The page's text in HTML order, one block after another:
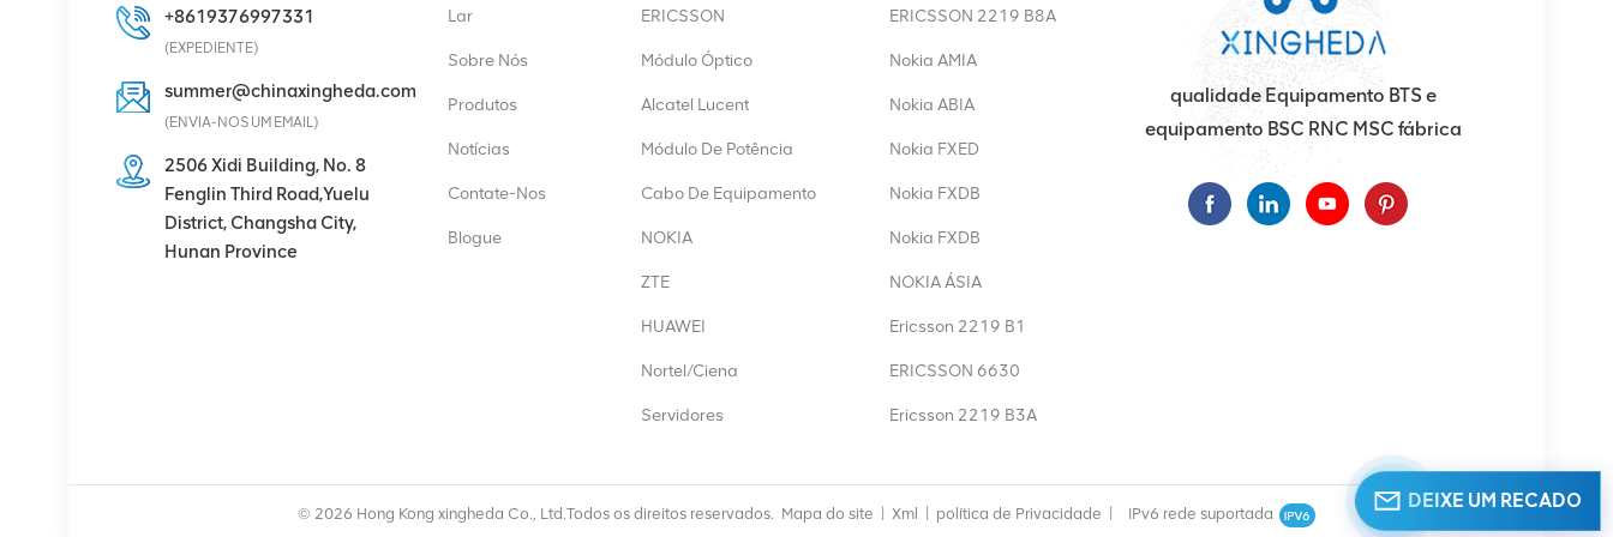
Eltek Flatpack2
48/2000 Módulo
retificador HE 48V
2000W
VER DETALHES
fonte de alimentação de
comunicação Eltek
+8619376997331
(EXPEDIENTE)
summer@chinaxingheda.com
(ENVIA-NOS UM EMAIL)
2506 Xidi Building, No. 8
Fenglin Third Road,Yuelu
District, Changsha City,
Hunan Province
Lar
Sobre Nós
Produtos
Notícias
Contate-Nos
Blogue
ERICSSON
Módulo Óptico
Alcatel Lucent
Módulo De Potência
Cabo De Equipamento
NOKIA
ZTE
HUAWEI
Nortel/Ciena
Servidores
ERICSSON 2219 B8A
Nokia AMIA
Nokia ABIA
Nokia FXED
Nokia FXDB
Nokia FXDB
NOKIA ÁSIA
Ericsson 2219 B1
ERICSSON 6630
Ericsson 2219 B3A
qualidade Equipamento BTS e
equipamento BSC RNC MSC fábrica
© 2026 Hong Kong xingheda Co., Ltd.Todos os direitos reservados. Mapa do site Xml política de Privacidade IPv6 rede suportada
DEIXE UM RECADO